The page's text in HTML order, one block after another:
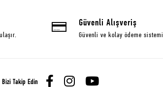
Güvenli Alışveriş
Güvenli ve kolay ödeme sistemi
Bizi Takip Edin